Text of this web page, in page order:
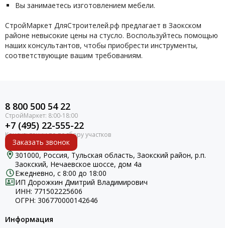
Вы занимаетесь изготовлением мебели.
СтройМаркет ДляСтроителей.рф предлагает в Заокском
районе невысокие цены на стусло. Воспользуйтесь помощью
наших консультантов, чтобы приобрести инструменты,
соответствующие вашим требованиям.
8 800 500 54 22
+7 (495) 22-555-22
Заказать звонок
301000, Россия, Тульская область, Заокский район, р.п.
Заокский, Нечаевское шоссе, дом 4а
Ежедневно, с 8:00 до 18:00
ИП Дорожкин Дмитрий Владимирович
ИНН: 771502225606
ОГРН: 306770000142646
Информация